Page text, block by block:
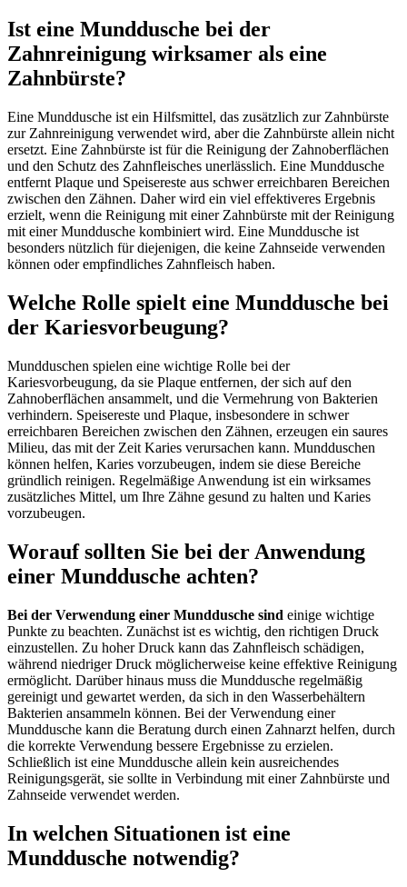
Ist eine Munddusche bei der
Zahnreinigung wirksamer als eine
Zahnbürste?
Eine Munddusche ist ein Hilfsmittel, das zusätzlich zur Zahnbürste
zur Zahnreinigung verwendet wird, aber die Zahnbürste allein nicht
ersetzt. Eine Zahnbürste ist für die Reinigung der Zahnoberflächen
und den Schutz des Zahnfleisches unerlässlich. Eine Munddusche
entfernt Plaque und Speisereste aus schwer erreichbaren Bereichen
zwischen den Zähnen. Daher wird ein viel effektiveres Ergebnis
erzielt, wenn die Reinigung mit einer Zahnbürste mit der Reinigung
mit einer Munddusche kombiniert wird. Eine Munddusche ist
besonders nützlich für diejenigen, die keine Zahnseide verwenden
können oder empfindliches Zahnfleisch haben.
Welche Rolle spielt eine Munddusche bei
der Kariesvorbeugung?
Mundduschen spielen eine wichtige Rolle bei der
Kariesvorbeugung, da sie Plaque entfernen, der sich auf den
Zahnoberflächen ansammelt, und die Vermehrung von Bakterien
verhindern. Speisereste und Plaque, insbesondere in schwer
erreichbaren Bereichen zwischen den Zähnen, erzeugen ein saures
Milieu, das mit der Zeit Karies verursachen kann. Mundduschen
können helfen, Karies vorzubeugen, indem sie diese Bereiche
gründlich reinigen. Regelmäßige Anwendung ist ein wirksames
zusätzliches Mittel, um Ihre Zähne gesund zu halten und Karies
vorzubeugen.
Worauf sollten Sie bei der Anwendung
einer Munddusche achten?
Bei der Verwendung einer Munddusche sind einige wichtige
Punkte zu beachten. Zunächst ist es wichtig, den richtigen Druck
einzustellen. Zu hoher Druck kann das Zahnfleisch schädigen,
während niedriger Druck möglicherweise keine effektive Reinigung
ermöglicht. Darüber hinaus muss die Munddusche regelmäßig
gereinigt und gewartet werden, da sich in den Wasserbehältern
Bakterien ansammeln können. Bei der Verwendung einer
Munddusche kann die Beratung durch einen Zahnarzt helfen, durch
die korrekte Verwendung bessere Ergebnisse zu erzielen.
Schließlich ist eine Munddusche allein kein ausreichendes
Reinigungsgerät, sie sollte in Verbindung mit einer Zahnbürste und
Zahnseide verwendet werden.
In welchen Situationen ist eine
Munddusche notwendig?